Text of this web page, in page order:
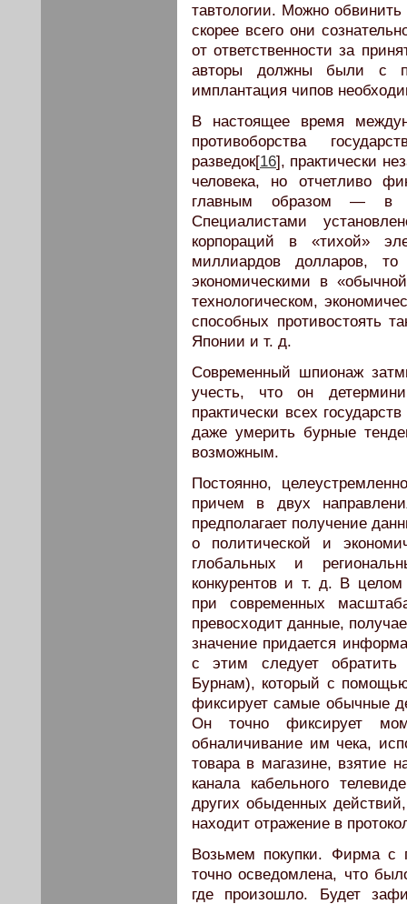
тавтологии. Можно
скорее всего они
от ответственности за
авторы должны были с
имплантация чипов
В настоящее время
противоборства
разведок[16], практически
человека, но отчетливо
главным образом — в
Специалистами
корпораций в «тихой»
миллиардов долларов,
экономическими в
технологическом,
способных противостоять
Японии и т. д.
Современный шпионаж
учесть, что он
практически всех
даже умерить бурные
возможным.
Постоянно,
причем в двух
предполагает получение
о политической и
глобальных и
конкурентов и т. д. В
при современных
превосходит данные,
значение придается
с этим следует
Бурнам), который с помощью
фиксирует самые обычные
Он точно фиксирует
обналичивание им чека,
товара в магазине, взятие
канала кабельного
других обыденных
находит отражение в
Возьмем покупки. Фирма с
точно осведомлена, что
где произошло. Будет